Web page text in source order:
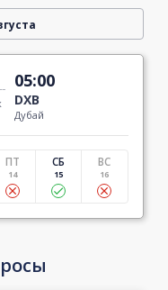
05:00
DXB
Дубай
ПТ
14
СБ
15
ВС
16